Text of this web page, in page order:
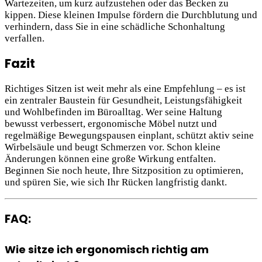
Wartezeiten, um kurz aufzustehen oder das Becken zu
kippen. Diese kleinen Impulse fördern die Durchblutung und
verhindern, dass Sie in eine schädliche Schonhaltung
verfallen.
Fazit
Richtiges Sitzen ist weit mehr als eine Empfehlung – es ist
ein zentraler Baustein für Gesundheit, Leistungsfähigkeit
und Wohlbefinden im Büroalltag. Wer seine Haltung
bewusst verbessert, ergonomische Möbel nutzt und
regelmäßige Bewegungspausen einplant, schützt aktiv seine
Wirbelsäule und beugt Schmerzen vor. Schon kleine
Änderungen können eine große Wirkung entfalten.
Beginnen Sie noch heute, Ihre Sitzposition zu optimieren,
und spüren Sie, wie sich Ihr Rücken langfristig dankt.
FAQ:
Wie sitze ich ergonomisch richtig am